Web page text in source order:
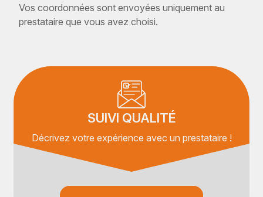
Vos coordonnées sont envoyées uniquement au
prestataire que vous avez choisi.
SUIVI QUALITÉ
Décrivez votre expérience avec un prestataire !